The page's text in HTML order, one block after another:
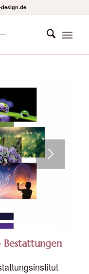
design.de
1
Bestattungen